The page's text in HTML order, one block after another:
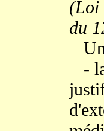
(Loi
du
Un
-